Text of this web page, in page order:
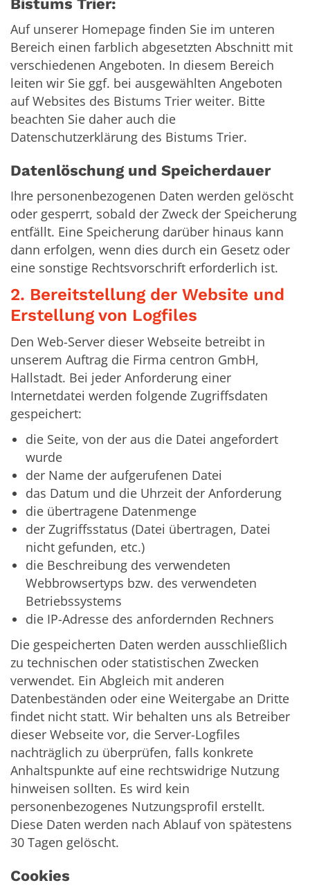
Bistums Trier:
Auf unserer Homepage finden Sie im unteren
Bereich einen farblich abgesetzten Abschnitt mit
verschiedenen Angeboten. In diesem Bereich
leiten wir Sie ggf. bei ausgewählten Angeboten
auf Websites des Bistums Trier weiter. Bitte
beachten Sie daher auch die
Datenschutzerklärung des Bistums Trier.
Datenlöschung und Speicherdauer
Ihre personenbezogenen Daten werden gelöscht
oder gesperrt, sobald der Zweck der Speicherung
entfällt. Eine Speicherung darüber hinaus kann
dann erfolgen, wenn dies durch ein Gesetz oder
eine sonstige Rechtsvorschrift erforderlich ist.
2. Bereitstellung der Website und
Erstellung von Logfiles
Den Web-Server dieser Webseite betreibt in
unserem Auftrag die Firma centron GmbH,
Hallstadt. Bei jeder Anforderung einer
Internetdatei werden folgende Zugriffsdaten
gespeichert:
die Seite, von der aus die Datei angefordert
wurde
der Name der aufgerufenen Datei
das Datum und die Uhrzeit der Anforderung
die übertragene Datenmenge
der Zugriffsstatus (Datei übertragen, Datei
nicht gefunden, etc.)
die Beschreibung des verwendeten
Webbrowsertyps bzw. des verwendeten
Betriebssystems
die IP-Adresse des anfordernden Rechners
Die gespeicherten Daten werden ausschließlich
zu technischen oder statistischen Zwecken
verwendet. Ein Abgleich mit anderen
Datenbeständen oder eine Weitergabe an Dritte
findet nicht statt. Wir behalten uns als Betreiber
dieser Webseite vor, die Server-Logfiles
nachträglich zu überprüfen, falls konkrete
Anhaltspunkte auf eine rechtswidrige Nutzung
hinweisen sollten. Es wird kein
personenbezogenes Nutzungsprofil erstellt.
Diese Daten werden nach Ablauf von spätestens
30 Tagen gelöscht.
Cookies